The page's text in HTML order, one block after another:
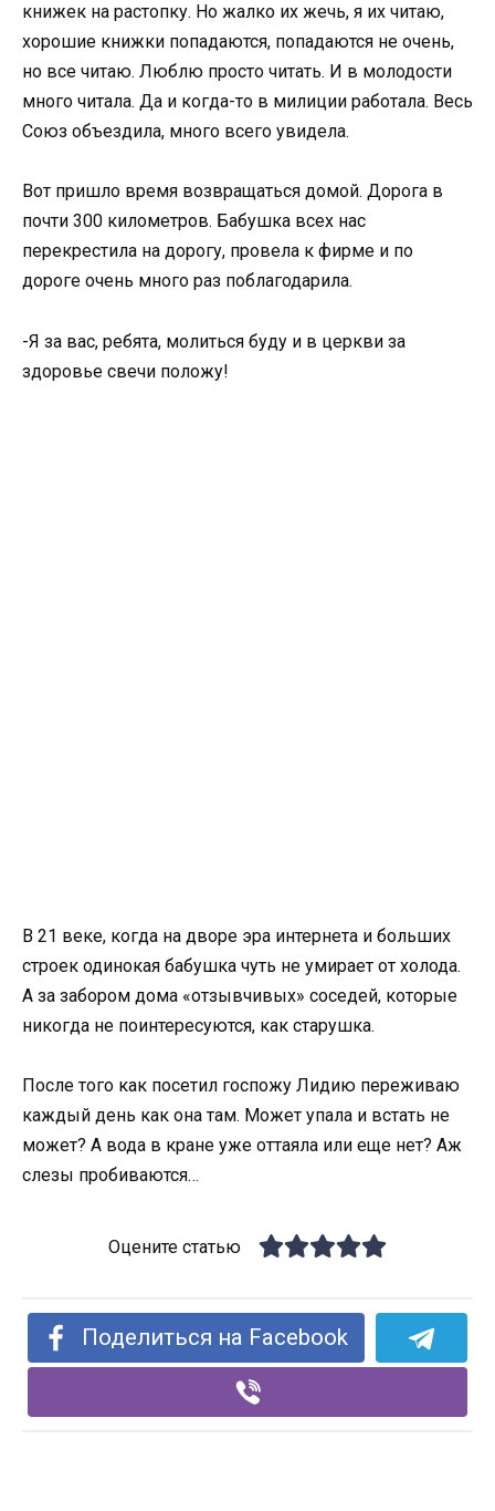
книжек на растопку. Но жалко их жечь, я их читаю,
хорошие книжки попадаются, попадаются не очень,
но все читаю. Люблю просто читать. И в молодости
много читала. Да и когда-то в милиции работала. Весь
Союз объездила, много всего увидела.
Вот пришло время возвращаться домой. Дорога в
почти 300 километров. Бабушка всех нас
перекрестила на дорогу, провела к фирме и по
дороге очень много раз поблагодарила.
-Я за вас, ребята, молиться буду и в церкви за
здоровье свечи положу!
В 21 веке, когда на дворе эра интернета и больших
строек одинокая бабушка чуть не умирает от холода.
А за забором дома «отзывчивых» соседей, которые
никогда не поинтересуются, как старушка.
После того как посетил госпожу Лидию переживаю
каждый день как она там. Может упала и встать не
может? А вода в кране уже оттаяла или еще нет? Аж
слезы пробиваются…
Оцените статью
Поделиться на Facebook